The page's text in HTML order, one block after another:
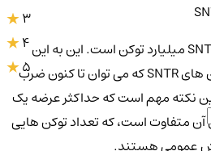
حداکثر عرضه ارز دیجیتال SNTR 1 میلیارد توکن است. این به این
معنی است که تعداد کل توکن های SNTR که می توان تا کنون ضرب
این نکته مهم است که حداکثر عرضه یک
آن متفاوت است، که تعداد توکن هایی
عمومی هستند.
3
4
5